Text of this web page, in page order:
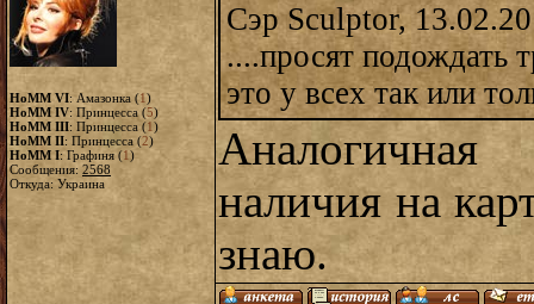
HoMM VI: Амазонка (1)
HoMM IV: Принцесса (5)
HoMM III: Принцесса (1)
HoMM II: Принцесса (2)
HoMM I: Графиня (1)
Сообщения:2568
Откуда: Украина
Сэр Sculptor,
....просят подождать
это у всех так или
наличия на
знаю.